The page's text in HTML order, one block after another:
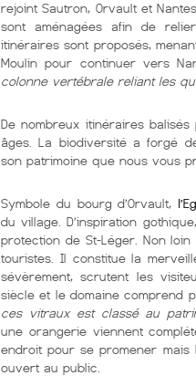
rejoint Sautron, Orvault et
sont aménagées afin de
itinéraires sont proposés,
Moulin pour continuer vers
colonne vertébrale reliant les
De nombreux itinéraires
âges. La biodiversité a forgé
son patrimoine que nous vous
Symbole du bourg d’Orvault,
du village. D’inspiration
protection de St-Léger. Non
touristes. Il constitue la
sévèrement, scrutent les
siècle et le domaine comprend
ces vitraux est classé au
une orangerie viennent
endroit pour se promener mais
ouvert au public.